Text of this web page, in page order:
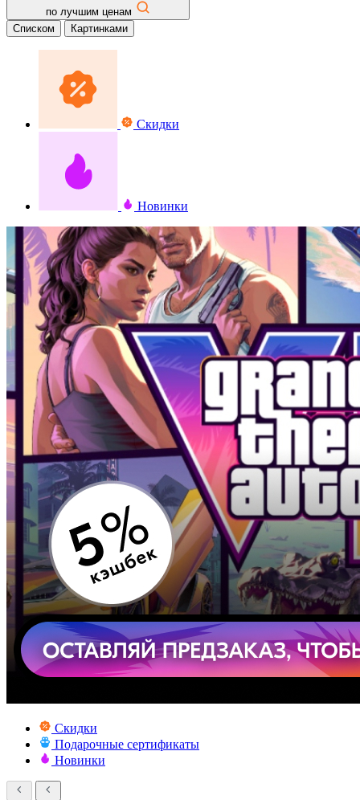
по лучшим ценам
Списком
Картинками
Скидки
Новинки
Скидки
Подарочные сертификаты
Новинки